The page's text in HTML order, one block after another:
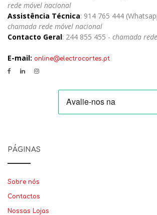
rede móvel nacional
Assistência Técnica: 914 765 444
chamada rede móvel nacional
Contacto Geral: 244 855 455 - chamada
E-mail: online@electrocortes.pt
PÁGINAS
Sobre nós
Contactos
Nossas Lojas